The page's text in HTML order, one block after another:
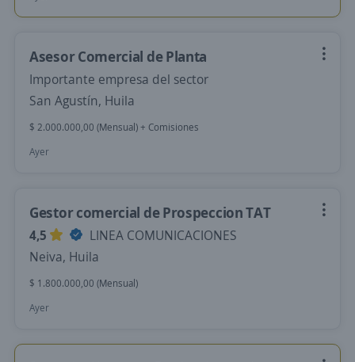
Asesor Comercial de Planta
Importante empresa del sector
San Agustín, Huila
$ 2.000.000,00 (Mensual) + Comisiones
Ayer
Gestor comercial de Prospeccion TAT
4,5
LINEA COMUNICACIONES
Neiva, Huila
$ 1.800.000,00 (Mensual)
Ayer